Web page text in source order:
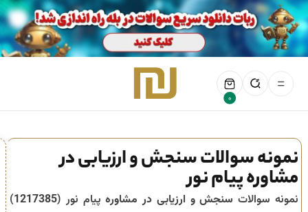
0
نمونه سوالات سنجش و ارزیابی در
مشاوره پیام نور
نمونه سوالات سنجش و ارزیابی در مشاورهپیام نور (1217385
)